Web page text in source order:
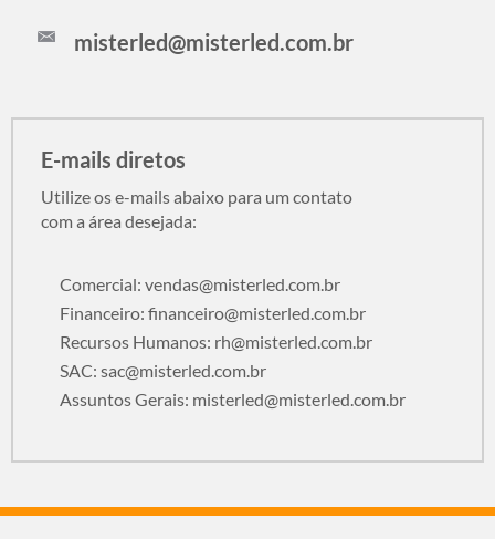
misterled@misterled.com.br
E-mails diretos
Utilize os e-mails abaixo para um contato
com a área desejada:
Comercial: vendas@misterled.com.br
Financeiro: financeiro@misterled.com.br
Recursos Humanos: rh@misterled.com.br
SAC: sac@misterled.com.br
Assuntos Gerais: misterled@misterled.com.br